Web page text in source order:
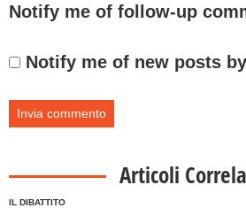
Notify me of follow-up
Notify me of new posts
Articoli
IL DIBATTITO